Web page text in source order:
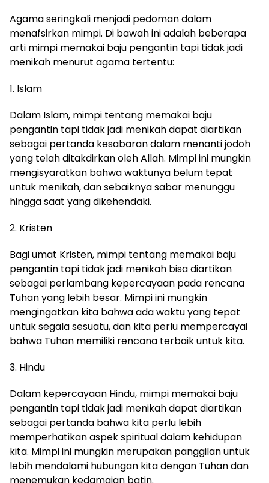
Agama seringkali menjadi pedoman dalam
menafsirkan mimpi. Di bawah ini adalah beberapa
arti mimpi memakai baju pengantin tapi tidak jadi
menikah menurut agama tertentu:
1. Islam
Dalam Islam, mimpi tentang memakai baju
pengantin tapi tidak jadi menikah dapat diartikan
sebagai pertanda kesabaran dalam menanti jodoh
yang telah ditakdirkan oleh Allah. Mimpi ini mungkin
mengisyaratkan bahwa waktunya belum tepat
untuk menikah, dan sebaiknya sabar menunggu
hingga saat yang dikehendaki.
2. Kristen
Bagi umat Kristen, mimpi tentang memakai baju
pengantin tapi tidak jadi menikah bisa diartikan
sebagai perlambang kepercayaan pada rencana
Tuhan yang lebih besar. Mimpi ini mungkin
mengingatkan kita bahwa ada waktu yang tepat
untuk segala sesuatu, dan kita perlu mempercayai
bahwa Tuhan memiliki rencana terbaik untuk kita.
3. Hindu
Dalam kepercayaan Hindu, mimpi memakai baju
pengantin tapi tidak jadi menikah dapat diartikan
sebagai pertanda bahwa kita perlu lebih
memperhatikan aspek spiritual dalam kehidupan
kita. Mimpi ini mungkin merupakan panggilan untuk
lebih mendalami hubungan kita dengan Tuhan dan
menemukan kedamaian batin.